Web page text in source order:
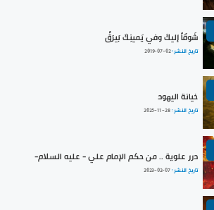
شَوقَاً إليكَ وفي يَمينِكَ بَيرَقُ
تاريخ النشر :2019-07-02
خيانة اليهود
تاريخ النشر :2025-11-28
درر علوية .. من حكم الإمام علي - عليه السلام-
تاريخ النشر :2023-02-07